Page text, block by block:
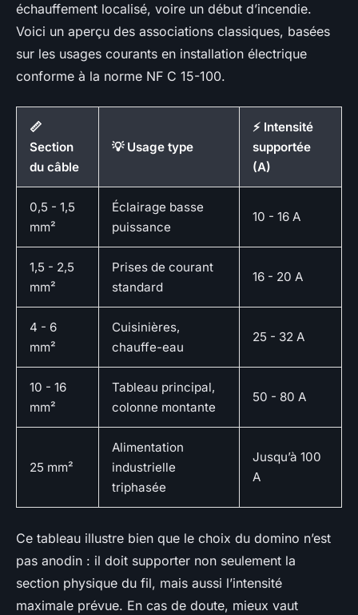
échauffement localisé, voire un début d’incendie.
Voici un aperçu des associations classiques, basées
sur les usages courants en installation électrique
conforme à la norme NF C 15-100.
📏
Section
du câble
💡 Usage type
⚡ Intensité
supportée
(A)
0,5 - 1,5
mm²
Éclairage basse
puissance
10 - 16 A
1,5 - 2,5
mm²
Prises de courant
standard
16 - 20 A
4 - 6
mm²
Cuisinières,
chauffe-eau
25 - 32 A
10 - 16
mm²
Tableau principal,
colonne montante
50 - 80 A
25 mm²
Alimentation
industrielle
triphasée
Jusqu’à 100
A
Ce tableau illustre bien que le choix du domino n’est
pas anodin : il doit supporter non seulement la
section physique du fil, mais aussi l’intensité
maximale prévue. En cas de doute, mieux vaut